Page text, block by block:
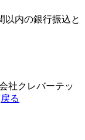
以内の銀行振込と
社クレバーテッ
戻る